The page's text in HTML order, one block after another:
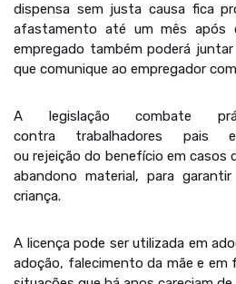
dispensa sem justa causa fica
afastamento até um mês após
empregado também poderá
que comunique ao empregador
A legislação combate
contra trabalhadores pais
ou rejeição do benefício em casos
abandono material, para
criança.
A licença pode ser utilizada em
adoção, falecimento da mãe e em